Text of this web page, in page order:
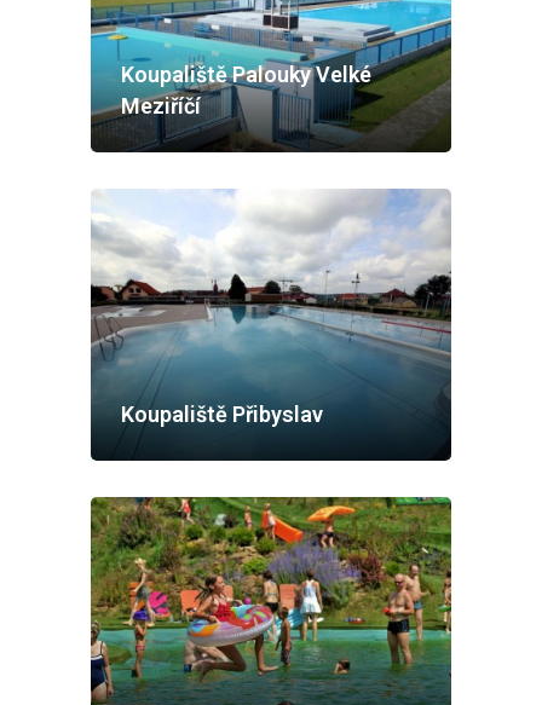
Koupaliště Palouky Velké
Meziříčí
Koupaliště Přibyslav